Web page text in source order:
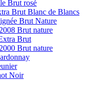
Brut rosé
Brut Blanc de Blancs
Brut Nature
Brut nature
Brut
Brut nature
Noir